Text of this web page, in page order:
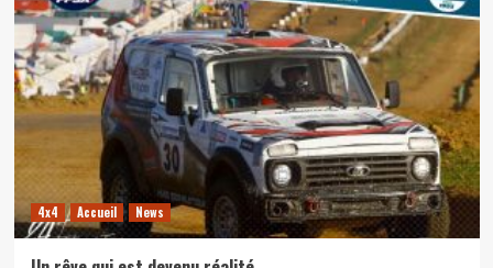
4x4 Accueil News